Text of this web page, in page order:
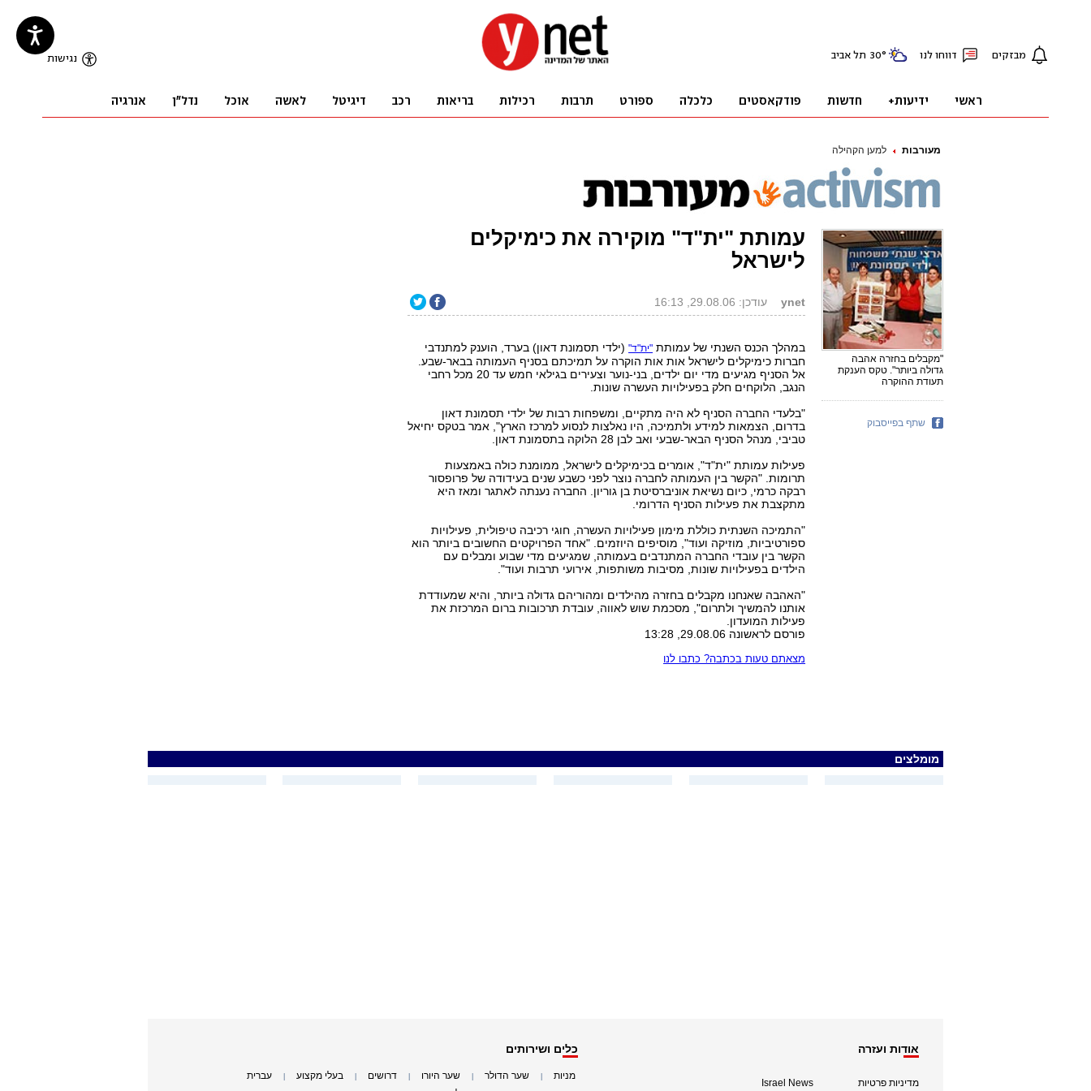
מעורבות למען הקהילה
עמותת "ית"ד" מוקירה את כימיקלים
לישראל
ynet עודכן: 29.08.06, 16:13
במהלך הכנס השנתי של עמותת "ית"ד"(ילדי תסמונת דאון) בערד, הוענק למתנדבי
חברות כימיקלים לישראל אות אות הוקרה על תמיכתם בסניף העמותה בבאר-שבע.
אל הסניף מגיעים מדי יום ילדים, בני-נוער וצעירים בגילאי חמש עד 20 מכל רחבי
הנגב, הלוקחים חלק בפעילויות העשרה שונות.
"בלעדי החברה הסניף לא היה מתקיים, ומשפחות רבות של ילדי תסמונת דאון
בדרום, הצמאות למידע ולתמיכה, היו נאלצות לנסוע למרכז הארץ", אמר בטקס יחיאל
טביבי, מנהל הסניף הבאר-שבעי ואב לבן 28 הלוקה בתסמונת דאון.
פעילות עמותת "ית"ד", אומרים בכימיקלים לישראל, ממומנת כולה באמצעות
תרומות. "הקשר בין העמותה לחברה נוצר לפני כשבע שנים בעידודה של פרופסור
רבקה כרמי, כיום נשיאת אוניברסיטת בן גוריון. החברה נענתה לאתגר ומאז היא
מתקצבת את פעילות הסניף הדרומי.
"התמיכה השנתית כוללת מימון פעילויות העשרה, חוגי רכיבה טיפולית, פעילויות
ספורטיביות, מוזיקה ועוד", מוסיפים היוזמים. "אחד הפרויקטים החשובים ביותר הוא
הקשר בין עובדי החברה המתנדבים בעמותה, שמגיעים מדי שבוע ומבלים עם
הילדים בפעילויות שונות, מסיבות משותפות, אירועי תרבות ועוד".
"האהבה שאנחנו מקבלים בחזרה מהילדים ומהוריהם גדולה ביותר, והיא שמעודדת
אותנו להמשיך ולתרום", מסכמת שוש לאווה, עובדת תרכובות ברום המרכזת את
פעילות המועדון.
פורסם לראשונה 29.08.06, 13:28
מצאתם טעות בכתבה? כתבו לנו
"מקבלים בחזרה אהבה
גדולה ביותר". טקס הענקת
תעודת ההוקרה
שתף בפייסבוק
מומלצים
אודות ועזרה
מדיניות פרטיות Israel News
כלים ושירותים
מניות שער הדולר שער היורו דרושים בעלי מקצוע עברית